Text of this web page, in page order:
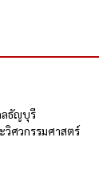
ลธัญบุรี
วิศวกรรมศาสตร์